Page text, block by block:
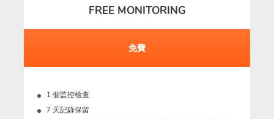
FREE MONITORING
免費
1 個監控檢查
7 天記錄保留